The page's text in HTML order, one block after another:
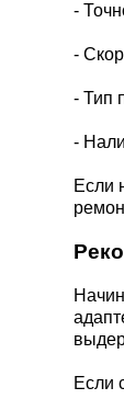
-
-
- Тип
-
Если
Если